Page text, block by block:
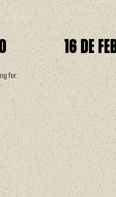
16 DE
for.